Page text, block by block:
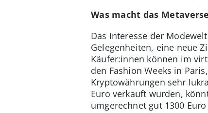
Was macht das
Das Interesse der
Gelegenheiten, eine neue
Käufer:innen können im
den Fashion Weeks in
Kryptowährungen sehr
Euro verkauft wurden,
umgerechnet gut 1300